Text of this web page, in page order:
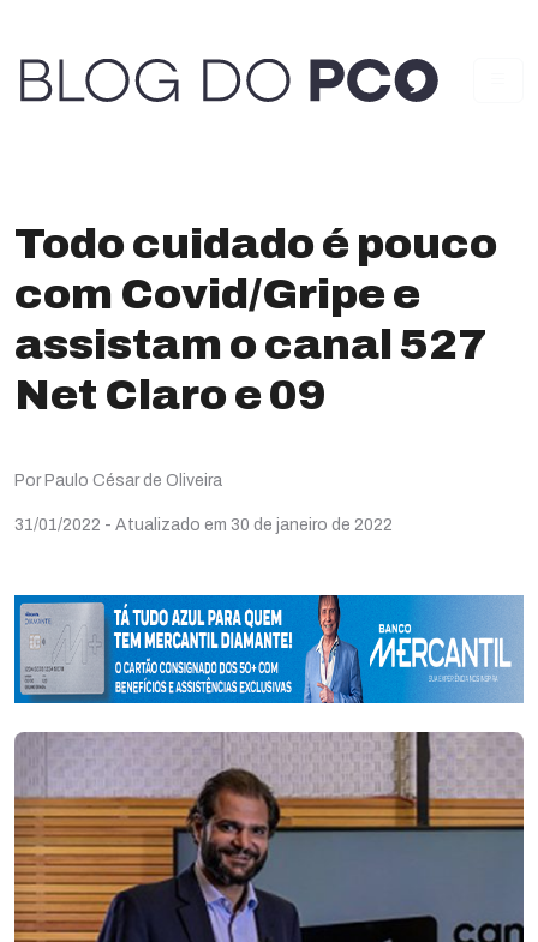
Todo cuidado é pouco
com Covid/Gripe e
assistam o canal 527
Net Claro e 09
Por Paulo César de Oliveira
31/01/2022 - Atualizado em 30 de janeiro de 2022